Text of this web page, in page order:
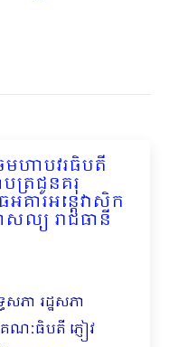
មហាបវរធិបតី
ត្រជូនគរុ
ារអន្តេវាសិក
សល្យ រាជធានី
ភា រដ្ឋសភា
ណៈធិបតី ភ្ញៀវ